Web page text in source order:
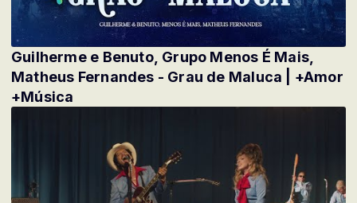
Guilherme e Benuto, Grupo Menos É Mais,
Matheus Fernandes - Grau de Maluca | +Amor
+Música